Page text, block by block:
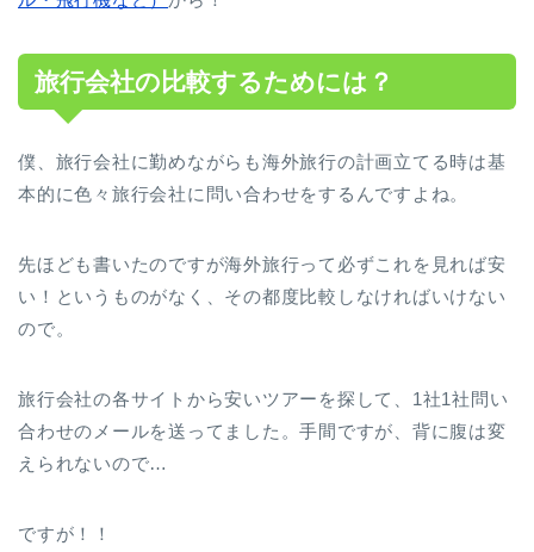
旅行会社の比較するためには？
僕、旅行会社に勤めながらも海外旅行の計画立てる時は基
本的に色々旅行会社に問い合わせをするんですよね。
先ほども書いたのですが海外旅行って必ずこれを見れば安
い！ というものがなく、その都度比較しなければいけない
ので。
旅行会社の各サイトから安いツアーを探して、1社1社問い
合わせのメールを送ってました。手間ですが、背に腹は変
えられないので…
ですが！！